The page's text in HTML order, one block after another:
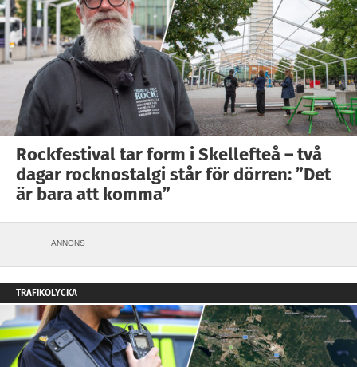
Rockfestival tar form i Skellefteå – två
dagar rocknostalgi står för dörren: ”Det
är bara att komma”
ANNONS
TRAFIKOLYCKA